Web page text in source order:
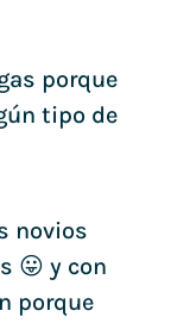
porque
tipo de
novios
😛 y con
porque